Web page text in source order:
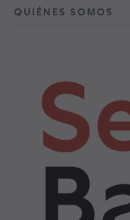
QUIÉNES SOMOS